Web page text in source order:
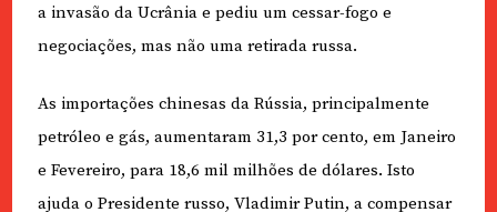
a invasão da Ucrânia e pediu um cessar-fogo e
negociações, mas não uma retirada russa.
As importações chinesas da Rússia, principalmente
petróleo e gás, aumentaram 31,3 por cento, em Janeiro
e Fevereiro, para 18,6 mil milhões de dólares. Isto
ajuda o Presidente russo, Vladimir Putin, a compensar